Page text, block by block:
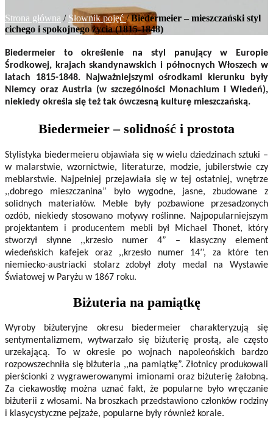
Strona główna / Słownik pojęć/Biedermeier – mieszczański styl
cichego i spokojnego życia (1815-1848)
Biedermeier to określenie na styl panujący w Europie
Środkowej, krajach skandynawskich i północnych Włoszech w
latach 1815-1848. Najważniejszymi ośrodkami kierunku były
Niemcy oraz Austria (w szczególności Monachium i Wiedeń),
niekiedy określa się też tak ówczesną kulturę mieszczańską.
Biedermeier – solidność i prostota
Stylistyka biedermeieru objawiała się w wielu dziedzinach sztuki –
w malarstwie, wzornictwie, literaturze, modzie, jubilerstwie czy
meblarstwie. Najpełniej przejawiała się w tej ostatniej, wnętrze
,,dobrego mieszczanina” było wygodne, jasne, zbudowane z
solidnych materiałów. Meble były pozbawione przesadzonych
ozdób, niekiedy stosowano motywy roślinne. Najpopularniejszym
projektantem i producentem mebli był Michael Thonet, który
stworzył słynne ,,krzesło numer 4” – klasyczny element
wiedeńskich kafejek oraz ,,krzesło numer 14’’, za które ten
niemiecko-austriacki stolarz zdobył złoty medal na Wystawie
Światowej w Paryżu w 1867 roku.
Biżuteria na pamiątkę
Wyroby biżuteryjne okresu biedermeier charakteryzują się
sentymentalizmem, wytwarzało się biżuterię prostą, ale często
urzekającą. To w okresie po wojnach napoleońskich bardzo
rozpowszechniła się biżuteria ,,na pamiątkę”. Złotnicy produkowali
pierścionki z wygrawerowanymi imionami oraz biżuterię żałobną.
Za ciekawostkę można uznać fakt, że popularne było wręczanie
biżuterii z włosami. Na broszkach przedstawiono członków rodziny
i klasycystyczne pejzaże, popularne były również korale.